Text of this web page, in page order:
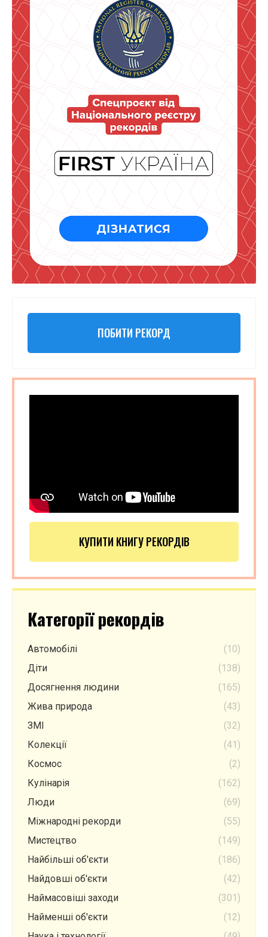
ПОБИТИ РЕКОРД
КУПИТИ КНИГУ РЕКОРДІВ
Категорії рекордів
Автомобілі
(10)
Діти
(138)
Досягнення людини
(165)
Жива природа
(43)
ЗМІ
(32)
Колекції
(41)
Космос
(2)
Кулінарія
(162)
Люди
(69)
Міжнародні рекорди
(55)
Мистецтво
(149)
Найбільші об'єкти
(186)
Найдовші об'єкти
(42)
Наймасовіші заходи
(301)
Найменші об'єкти
(12)